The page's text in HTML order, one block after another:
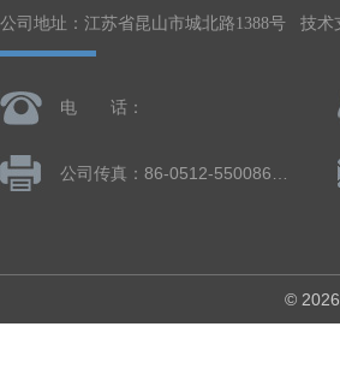
公司地址：江苏省昆山市城北路1388号 技术
电 话：
©